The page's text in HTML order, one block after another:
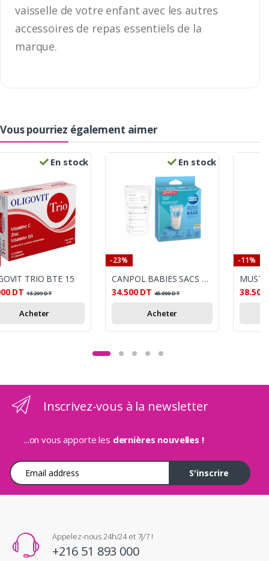
vaisselle de votre enfant avec les autres
accessoires de repas essentiels de la
marque.
Vous pourriez également aimer
En stock
TRIO BTE 15
DT 13.209DT
Acheter
En stock
-23%
CANPOL BABIES SACS DE CONSERVATION DU LAIT MATERNEL 25PCS,150ML
34.500 DT 45.000DT
Acheter
-11%
38.500
Inscrivez-vous à la newsletter
...on vous apporte les dernières nouvelles !
Adresse e-mail
S'inscrire
Appelez-nous 24h/24 et 7j/7 !
+216 51 893 000